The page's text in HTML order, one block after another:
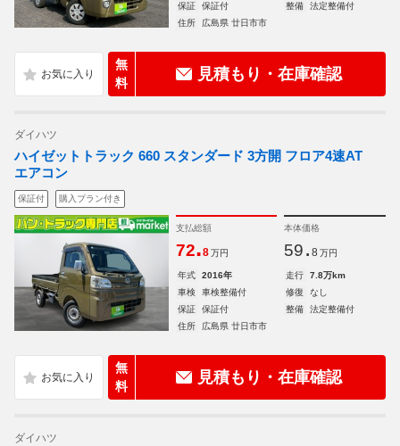
保証
保証付 整備
法定整備付
住所
広島県 廿日市市
無
料
見積もり・在庫確認
ダイハツ
ハイゼットトラック 660 スタンダード 3方開 フロア4速AT
エアコン
保証付 購入プラン付き
支払総額
72.8 万円
本体価格
59. 8 万円
年式 2016年 走行
7.8万km
車検
車検整備付 修復
なし
保証
保証付 整備
法定整備付
住所
広島県 廿日市市
無
料
見積もり・在庫確認
ダイハツ